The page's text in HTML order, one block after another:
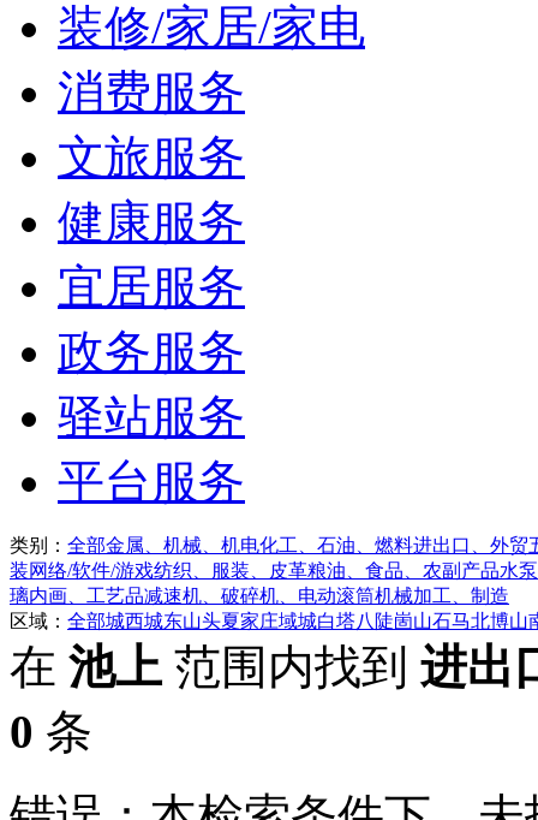
装修/家居/家电
消费服务
文旅服务
健康服务
宜居服务
政务服务
驿站服务
平台服务
类别： 全部金属、机械、机电化工、石油、燃料进出口、外贸
装网络/软件/游戏纺织、服装、皮革粮油、食品、农副产品水
璃内画、工艺品减速机、破碎机、电动滚筒机械加工、制造
区域： 全部城西城东山头夏家庄域城白塔八陡崮山石马北博山
在 池上 范围内找到 进出
0 条